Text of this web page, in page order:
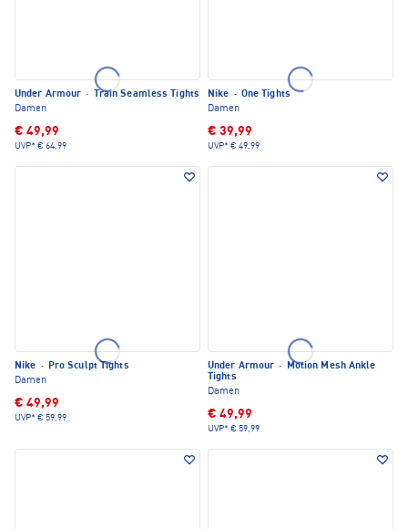
Under Armour ·
Train Seamless Tights
Damen
€ 49,99
UVP* € 64,99
Nike · One Tights
Damen
€ 39,99
UVP* € 49,99
Nike · Pro Sculpt Tights
Damen
€ 49,99
UVP* € 59,99
Under Armour ·
Motion Mesh Ankle
Tights
Damen
€ 49,99
UVP* € 59,99